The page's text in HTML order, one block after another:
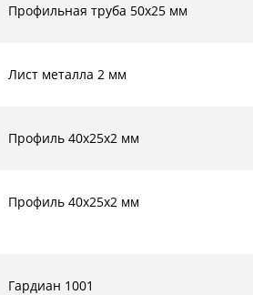
Профильная труба 50х25 мм
Лист металла 2 мм
Профиль 40х25х2 мм
Профиль 40х25х2 мм
Гардиан 1001